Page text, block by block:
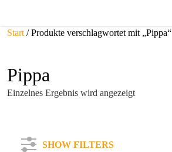
Start / Produkte verschlagwortet mit „Pippa“
Pippa
Einzelnes Ergebnis wird angezeigt
SHOW FILTERS